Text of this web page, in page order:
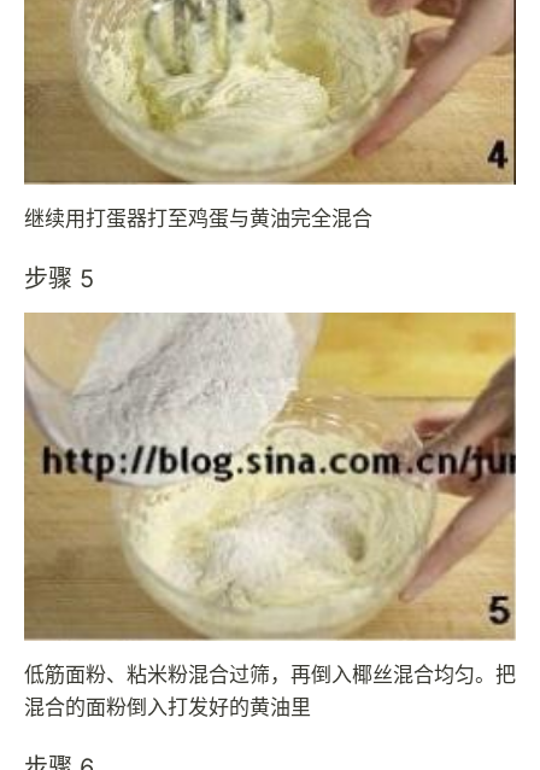
继续用打蛋器打至鸡蛋与黄油完全混合
步骤 5
低筋面粉、粘米粉混合过筛，再倒入椰丝混合均匀。把
混合的面粉倒入打发好的黄油里